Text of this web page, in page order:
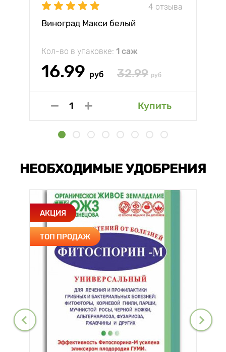
4 отзыва
Виноград Макси белый
Кол-во в упаковке: 1 саж
16.99 руб 32.99 руб
Купить
НЕОБХОДИМЫЕ УДОБРЕНИЯ
АКЦИЯ
ТОП ПРОДАЖ